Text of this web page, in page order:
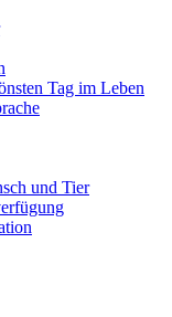
Tag im Leben
und Tier